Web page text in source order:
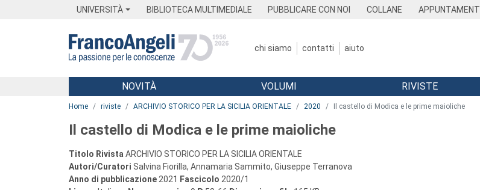
UNIVERSITÀ BIBLIOTECA MULTIMEDIALE PUBBLICARE CON NOI COLLANE APPUNTAMENTI
chi siamo contatti aiuto
Menu
NOVITÀ VOLUMI RIVISTE
Home riviste ARCHIVIO STORICO PER LA SICILIA ORIENTALE 2020 Il castello di Modica e le prime maioliche
Il castello di Modica e le prime maioliche
Titolo Rivista ARCHIVIO STORICO PER LA SICILIA ORIENTALE
Autori/Curatori Salvina Fiorilla, Annamaria Sammito, Giuseppe Terranova
Anno di pubblicazione 2021 Fascicolo 2020/1